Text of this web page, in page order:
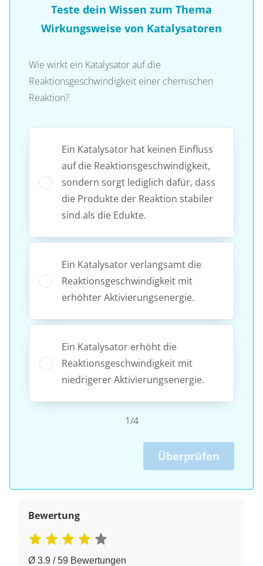
Teste dein Wissen zum Thema
Wirkungsweise von Katalysatoren
Wie wirkt ein Katalysator auf die
Reaktionsgeschwindigkeit einer chemischen
Reaktion?
Ein Katalysator hat keinen Einfluss
auf die Reaktionsgeschwindigkeit,
sondern sorgt lediglich dafür, dass
die Produkte der Reaktion stabiler
sind als die Edukte.
Ein Katalysator verlangsamt die
Reaktionsgeschwindigkeit mit
erhöhter Aktivierungsenergie.
Ein Katalysator erhöht die
Reaktionsgeschwindigkeit mit
niedrigerer Aktivierungsenergie.
1/4
Überprüfen
Bewertung
Ø 3.9 / 59 Bewertungen